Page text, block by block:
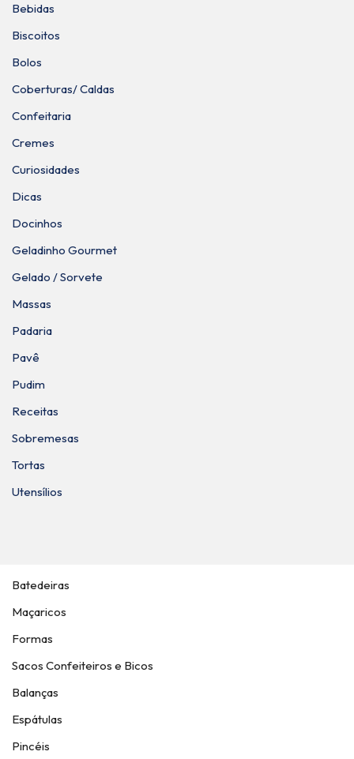
Bebidas
Biscoitos
Bolos
Coberturas/ Caldas
Confeitaria
Cremes
Curiosidades
Dicas
Docinhos
Geladinho Gourmet
Gelado / Sorvete
Massas
Padaria
Pavê
Pudim
Receitas
Sobremesas
Tortas
Utensílios
Batedeiras
Maçaricos
Formas
Sacos Confeiteiros e Bicos
Balanças
Espátulas
Pincéis